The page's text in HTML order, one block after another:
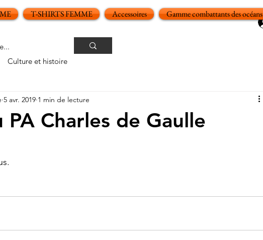
T-SHIRTS FEMME Accessoires Gamme combattants des océans
Culture et histoire
Charles de Gaulle
5 avr. 2019 1 min de lecture